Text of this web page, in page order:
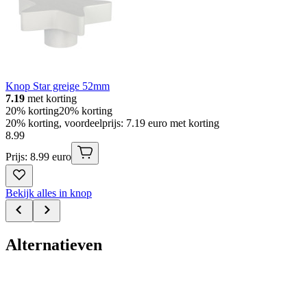
Knop Star greige 52mm
7.19 met korting
20% korting20% korting
20% korting, voordeelprijs: 7.19 euro met korting
8.99
Prijs: 8.99 euro
Bekijk alles in knop
Alternatieven